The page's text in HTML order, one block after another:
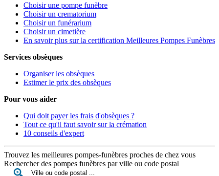
Choisir une pompe funèbre
Choisir un crematorium
Choisir un funérarium
Choisir un cimetière
En savoir plus sur la certification Meilleures Pompes Funèbres
Services obsèques
Organiser les obsèques
Estimer le prix des obsèques
Pour vous aider
Qui doit payer les frais d'obsèques ?
Tout ce qu'il faut savoir sur la crémation
10 conseils d'expert
Trouvez les meilleures pompes-funèbres proches de chez vous
Rechercher des pompes funèbres par ville ou code postal